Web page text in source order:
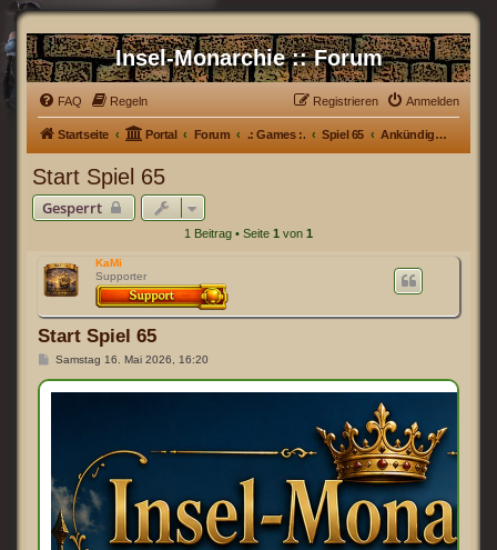
Insel-Monarchie :: Forum
FAQ Regeln Anmelden
Registrieren
Startseite Portal Forum .: Games :. Spiel 65 Ankündigung
Start Spiel 65
Gesperrt
1 Beitrag • Seite 1 von 1
KaMi
Supporter
Start Spiel 65
B
i
Samstag 16. Mai 2026, 16:20